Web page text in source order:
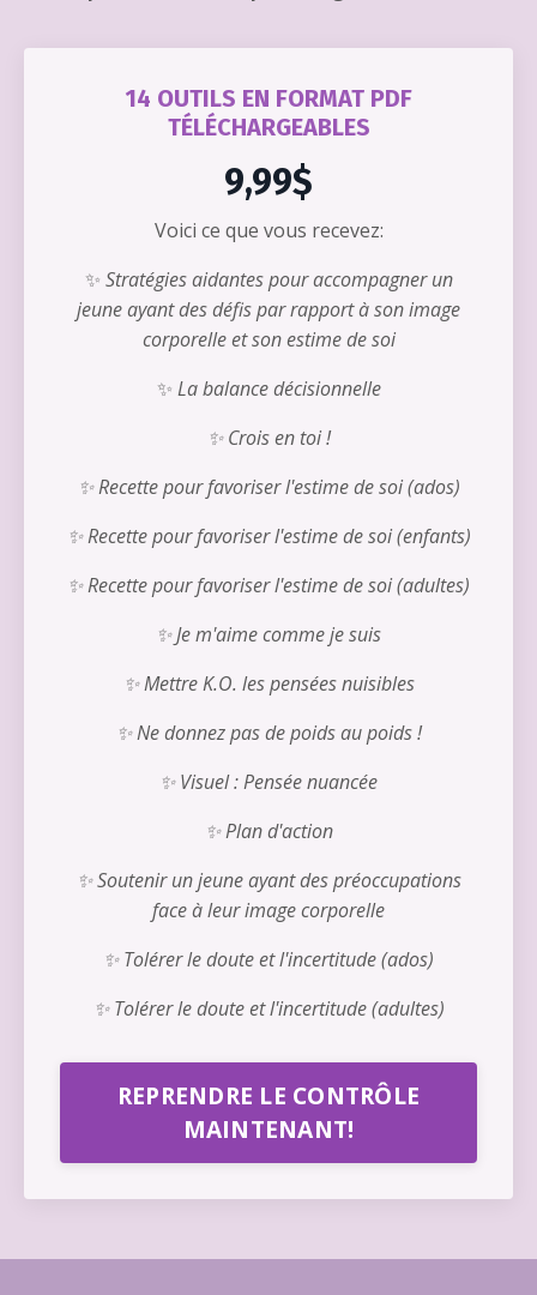
14 OUTILS EN FORMAT PDF
TÉLÉCHARGEABLES
9,99$
Voici ce que vous recevez:
✨ Stratégies aidantes pour accompagner un
jeune ayant des défis par rapport à son image
corporelle et son estime de soi
✨ La balance décisionnelle
✨ Crois en toi !
✨ Recette pour favoriser l'estime de soi (ados)
✨ Recette pour favoriser l'estime de soi (enfants)
✨ Recette pour favoriser l'estime de soi (adultes)
✨ Je m'aime comme je suis
✨ Mettre K.O. les pensées nuisibles
✨ Ne donnez pas de poids au poids !
✨ Visuel : Pensée nuancée
✨ Plan d'action
✨ Soutenir un jeune ayant des préoccupations
face à leur image corporelle
✨ Tolérer le doute et l'incertitude (ados)
✨ Tolérer le doute et l'incertitude (adultes)
REPRENDRE LE CONTRÔLE
MAINTENANT!